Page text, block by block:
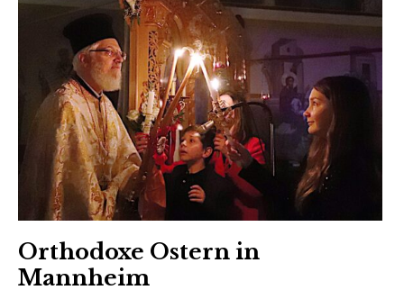
Orthodoxe Ostern in
Mannheim